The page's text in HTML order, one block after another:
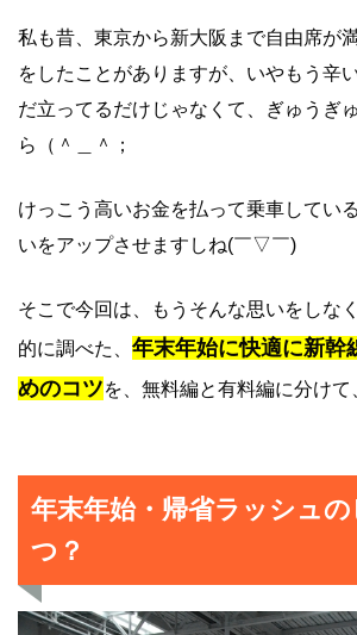
私も昔、東京から新大阪まで自由席が
をしたことがありますが、いやもう辛
だ立ってるだけじゃなくて、ぎゅうぎ
ら（＾＿＾；
けっこう高いお金を払って乗車してい
いをアップさせますしね(￣▽￣)
そこで今回は、もうそんな思いをしな
的に調べた、 年末年始に快適に新幹
めのコツを、無料編と有料編に分け
年末年始・帰省ラッシュ
つ？